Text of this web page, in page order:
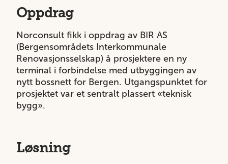
Oppdrag
Norconsult fikk i oppdrag av BIR AS
(Bergensområdets Interkommunale
Renovasjonsselskap) å prosjektere en ny
terminal i forbindelse med utbyggingen av
nytt bossnett for Bergen. Utgangspunktet for
prosjektet var et sentralt plassert «teknisk
bygg».
Løsning